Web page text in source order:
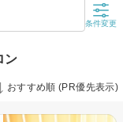
条件変更
ン
おすすめ順 (PR優先表示)